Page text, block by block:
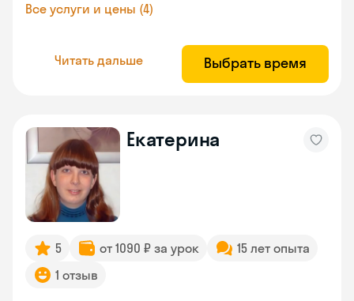
Все услуги и цены (4)
Читать дальше Выбрать время
Екатерина
5 от 1090 ₽ за урок
15 лет опыта
1 отзыв